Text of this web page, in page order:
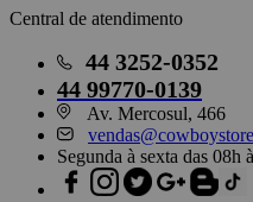
Central de atendimento
44 3252-0352
44 99770-0139
Av. Mercosul, 466
Segunda à sexta das 08h